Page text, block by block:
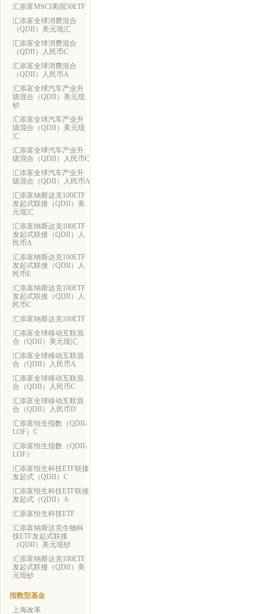
汇添富MSCI美国50ETF
汇添富全球消费混合
（QDII）美元现汇
汇添富全球消费混合
（QDII）人民币C
汇添富全球消费混合
（QDII）人民币A
汇添富全球汽车产业升
级混合（QDII）美元现
钞
汇添富全球汽车产业升
级混合（QDII）美元现
汇
汇添富全球汽车产业升
级混合（QDII）人民币C
汇添富全球汽车产业升
级混合（QDII）人民币A
汇添富纳斯达克100ETF
发起式联接（QDII）美
元现汇
汇添富纳斯达克100ETF
发起式联接（QDII）人
民币A
汇添富纳斯达克100ETF
发起式联接（QDII）人
民币E
汇添富纳斯达克100ETF
发起式联接（QDII）人
民币C
汇添富纳斯达克100ETF
汇添富全球移动互联混
合（QDII）美元现汇
汇添富全球移动互联混
合（QDII）人民币A
汇添富全球移动互联混
合（QDII）人民币C
汇添富全球移动互联混
合（QDII）人民币D
汇添富恒生指数（QDII-
LOF）C
汇添富恒生指数（QDII-
LOF）
汇添富恒生科技ETF联接
发起式（QDII）C
汇添富恒生科技ETF联接
发起式（QDII）A
汇添富恒生科技ETF
汇添富纳斯达克生物科
技ETF发起式联接
（QDII）美元现钞
汇添富纳斯达克100ETF
发起式联接（QDII）美
元现钞
指数型基金
上海改革